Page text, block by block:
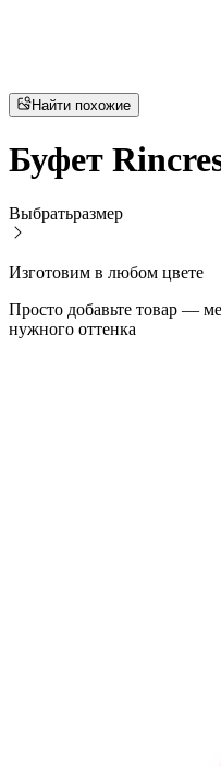
Найти похожие
Буфет
Выбратьразмер
Изготовим в любом цвете
Просто добавьте товар —
нужного оттенка